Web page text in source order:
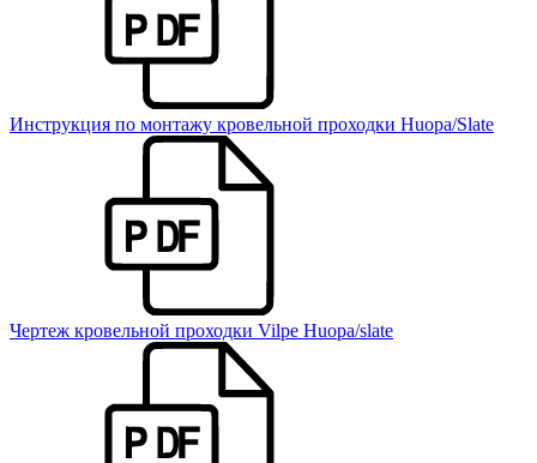
Инструкция по монтажу кровельной проходки Huopa/Slate
Чертеж кровельной проходки Vilpe Huopa/slate